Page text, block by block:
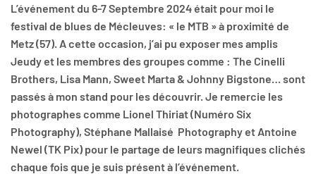
L’événement du 6-7 Septembre 2024 était pour moi le
festival de blues de Mécleuves: « le MTB » à proximité de
Metz (57). A cette occasion, j’ai pu exposer mes amplis
Jeudy et les membres des groupes comme : The Cinelli
Brothers, Lisa Mann, Sweet Marta & Johnny Bigstone… sont
passés à mon stand pour les découvrir. Je remercie les
photographes comme Lionel Thiriat (Numéro Six
Photography), Stéphane Mallaisé Photography et Antoine
Newel (TK Pix) pour le partage de leurs magnifiques clichés
chaque fois que je suis présent à l’événement.